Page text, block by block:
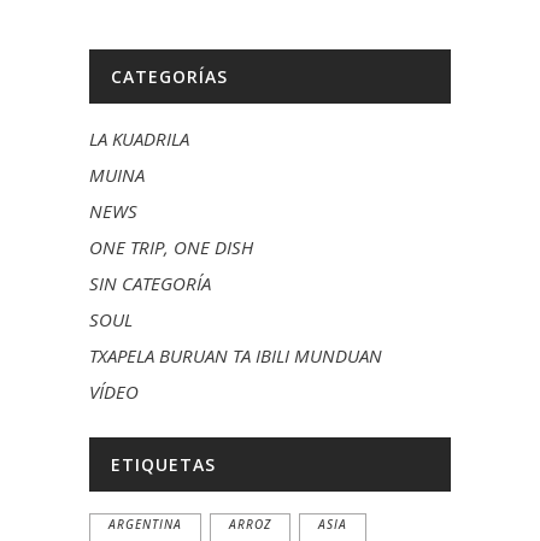
CATEGORÍAS
LA KUADRILA
MUINA
NEWS
ONE TRIP, ONE DISH
SIN CATEGORÍA
SOUL
TXAPELA BURUAN TA IBILI MUNDUAN
VÍDEO
ETIQUETAS
ARGENTINA ARROZ ASIA